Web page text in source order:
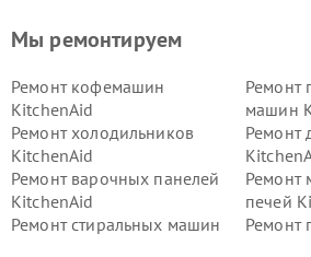
Мы ремонтируем
Ремонт кофемашин
KitchenAid
Ремонт
машин
Ремонт холодильников
KitchenAid
Ремонт
Ремонт варочных панелей
KitchenAid
Ремонт
печей
Ремонт стиральных машин
Ремонт